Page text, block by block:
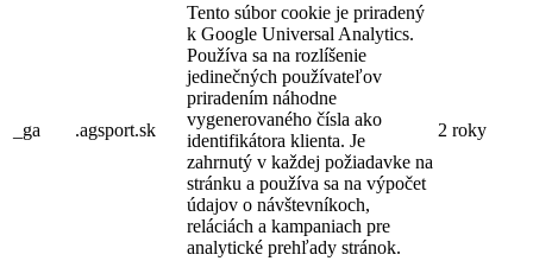
_ga .agsport.sk
Tento súbor cookie je priradený
k Google Universal Analytics.
Používa sa na rozlíšenie
jedinečných používateľov
priradením náhodne
vygenerovaného čísla ako
identifikátora klienta. Je
zahrnutý v každej požiadavke na
stránku a používa sa na výpočet
údajov o návštevníkoch,
reláciách a kampaniach pre
analytické prehľady stránok.
2 roky